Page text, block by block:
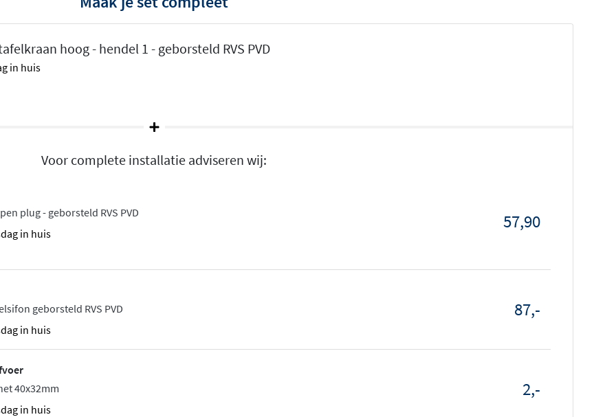
koud water geeft
je de hendel naar
gebruik van je cv-
en minimalistisch, en
heeft zijn eigen
je jouw kraan
Edition collectie
variant die perfect past
en duurzame
hoog - hendel 1 - geborsteld RVS PVD
in huis
Voor complete installatie adviseren wij:
plug - geborsteld RVS PVD
in huis
57,90
geborsteld RVS PVD
in huis
87,-
40x32mm
in huis
2,-